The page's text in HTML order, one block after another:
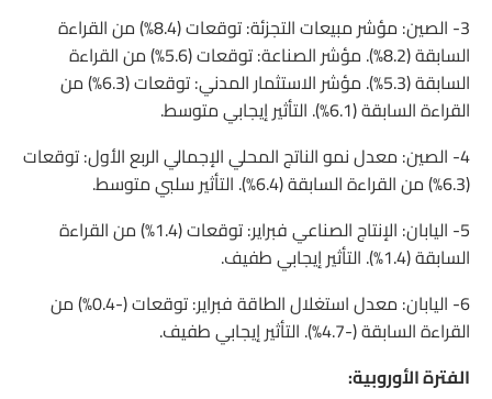
3- الصين: مؤشر مبيعات التجزئة: توقعات (8.4%) من القراءة
السابقة (8.2%). مؤشر الصناعة: توقعات (5.6%) من القراءة
السابقة (5.3%). مؤشر الاستثمار المدني: توقعات (6.3%) من
القراءة السابقة (6.1%). التأثير إيجابي متوسط.
4- الصين: معدل نمو الناتج المحلي الإجمالي الربع الأول: توقعات
(6.3%) من القراءة السابقة (6.4%). التأثير سلبي متوسط.
5- اليابان: الإنتاج الصناعي فبراير: توقعات (1.4%) من القراءة
السابقة (1.4%). التأثير إيجابي طفيف.
6- اليابان: معدل استغلال الطاقة فبراير: توقعات (-0.4%) من
القراءة السابقة (-4.7%). التأثير إيجابي طفيف.
الفترة الأوروبية: